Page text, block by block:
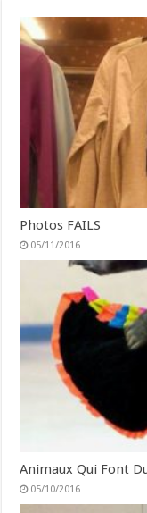
Photos FAILS
05/11/2016
Animaux Qui Font
05/10/2016